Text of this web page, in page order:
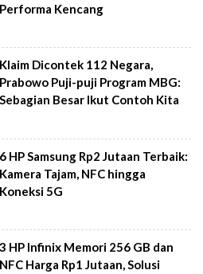
Performa Kencang
Klaim Dicontek 112 Negara,
Prabowo Puji-puji Program MBG:
Sebagian Besar Ikut Contoh Kita
6 HP Samsung Rp2 Jutaan Terbaik:
Kamera Tajam, NFC hingga
Koneksi 5G
3 HP Infinix Memori 256 GB dan
NFC Harga Rp1 Jutaan, Solusi